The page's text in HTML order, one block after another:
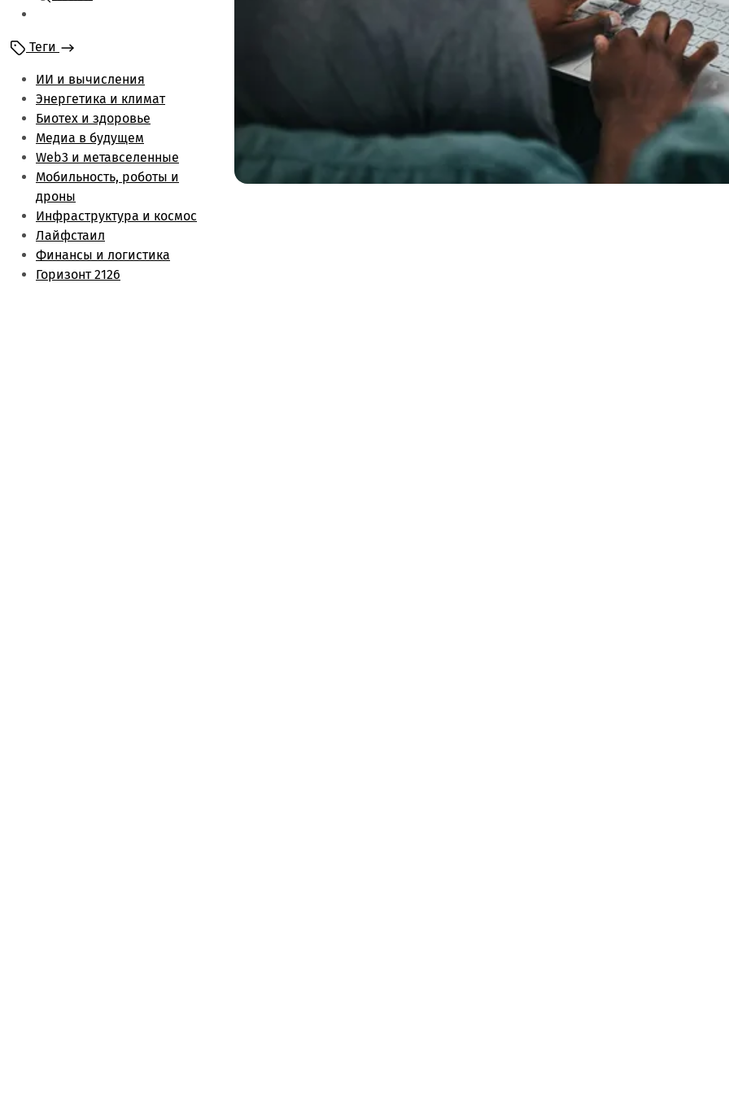
Энергетика и климат
Лайфстаил
Биотех и здоровье
Финансы и логистика
Метаверс и web3
Инфраструктура и
космос
Будущее медиа
Обзоры
Теги
ИИ и вычисления
Энергетика и климат
Биотех и здоровье
Медиа в будущем
Web3 и метавселенные
Мобильность, роботы и
дроны
Инфраструктура и космос
Лайфстаил
Финансы и логистика
Горизонт 2126